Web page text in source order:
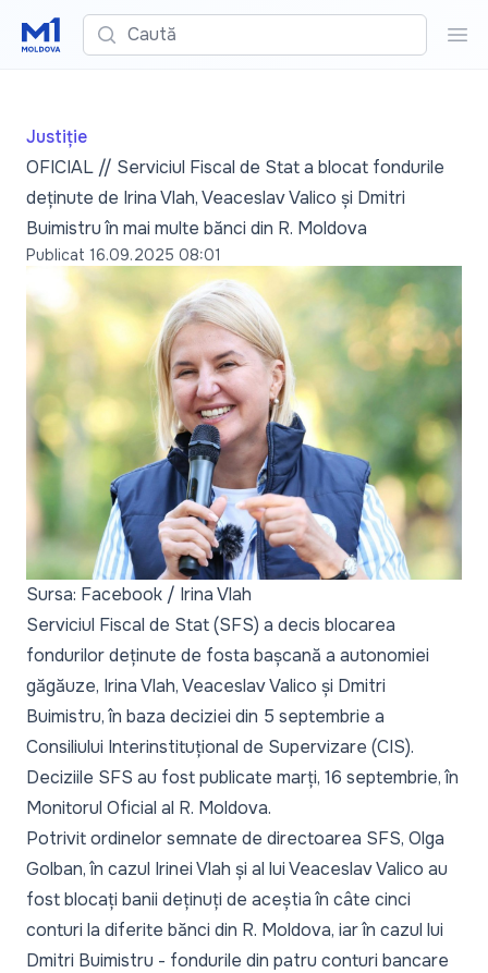
Caută
Justiție
OFICIAL // Serviciul Fiscal de Stat a blocat fondurile
deținute de Irina Vlah, Veaceslav Valico și Dmitri
Buimistru în mai multe bănci din R. Moldova
Publicat 16.09.2025 08:01
Sursa: Facebook / Irina Vlah
Serviciul Fiscal de Stat (SFS) a decis blocarea
fondurilor deținute de fosta bașcană a autonomiei
găgăuze, Irina Vlah, Veaceslav Valico și Dmitri
Buimistru, în baza deciziei din 5 septembrie a
Consiliului Interinstituțional de Supervizare (CIS).
Deciziile SFS au fost publicate marți, 16 septembrie, în
Monitorul Oficial al R. Moldova.
Potrivit ordinelor semnate de directoarea SFS, Olga
Golban, în cazul Irinei Vlah și al lui Veaceslav Valico au
fost blocați banii deținuți de aceștia în câte cinci
conturi la diferite bănci din R. Moldova, iar în cazul lui
Dmitri Buimistru - fondurile din patru conturi bancare